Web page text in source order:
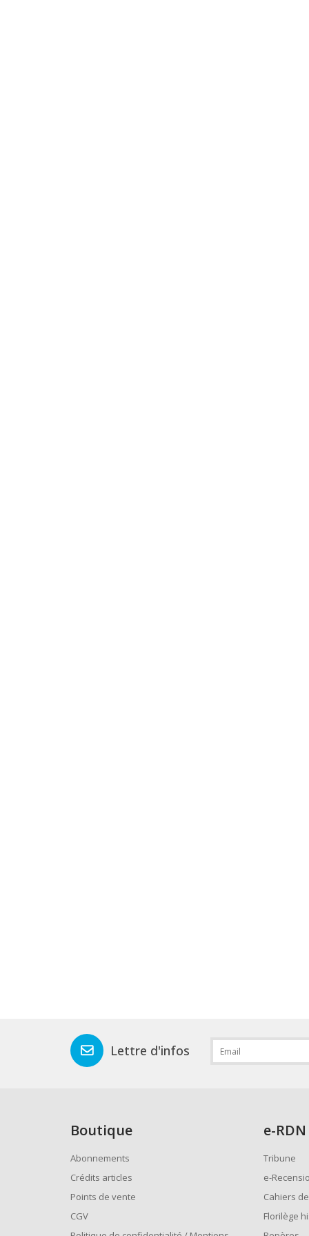
Lettre d'infos
Boutique
Abonnements
Crédits articles
Points de vente
CGV
e-RDN
Tribune
e-
Cahiers
Florilège